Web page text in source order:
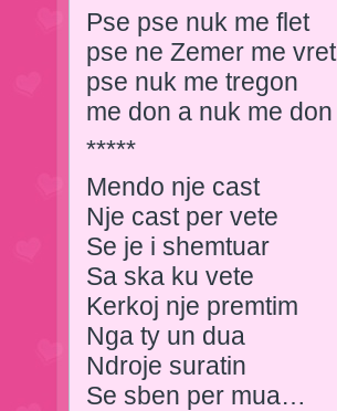
Pse pse nuk me flet
pse ne Zemer me vret
pse nuk me tregon
me don a nuk me don
*****
Mendo nje cast
Nje cast per vete
Se je i shemtuar
Sa ska ku vete
Kerkoj nje premtim
Nga ty un dua
Ndroje suratin
Se sben per mua…